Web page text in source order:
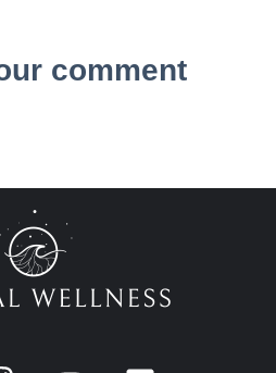
comment